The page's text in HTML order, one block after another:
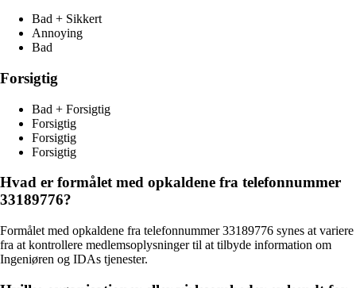
Bad + Sikkert
Annoying
Bad
Forsigtig
Bad + Forsigtig
Forsigtig
Forsigtig
Forsigtig
Hvad er formålet med opkaldene fra telefonnummer
33189776?
Formålet med opkaldene fra telefonnummer 33189776 synes at variere
fra at kontrollere medlemsoplysninger til at tilbyde information om
Ingeniøren og IDAs tjenester.